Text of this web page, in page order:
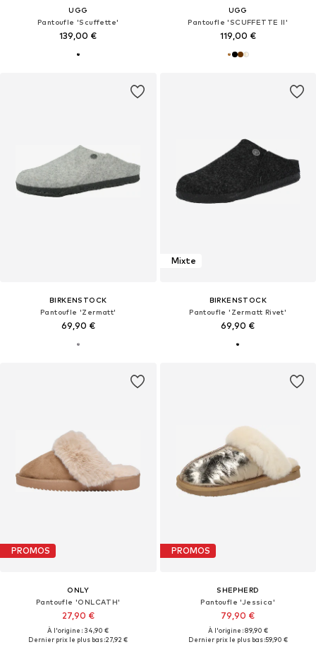
UGG
Pantoufle 'Scuffette'
139,00 €
UGG
Pantoufle 'SCUFFETTE II'
119,00 €
BIRKENSTOCK
Pantoufle 'Zermatt'
69,90 €
Mixte
BIRKENSTOCK
Pantoufle 'Zermatt Rivet'
69,90 €
PROMOS
ONLY
Pantoufle 'ONLCATH'
27,90 €
À l'origine : 34,90 €
Dernier prix le plus bas :27,92 €
PROMOS
SHEPHERD
Pantoufle 'Jessica'
79,90 €
À l'origine : 89,90 €
Dernier prix le plus bas :59,90 €